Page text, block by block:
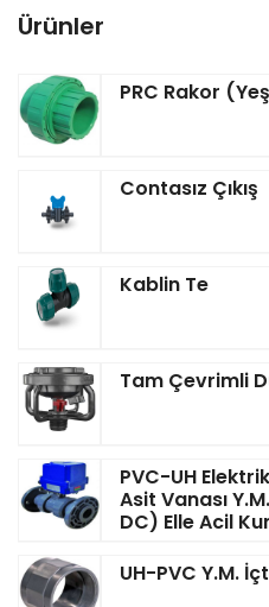
Ürünler
PRC Rakor
Contasız Çıkış
Kablin Te
Tam Çevrimli
PVC-UH
Asit Vanası
DC) Elle Acil
UH-PVC Y.M.